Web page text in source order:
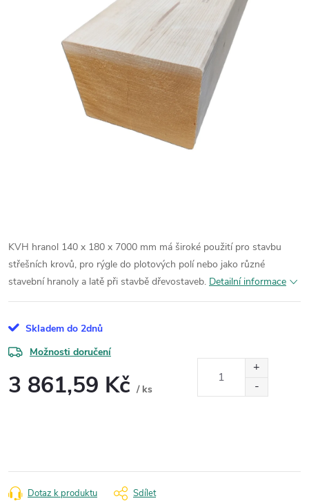
KVH hranol 140 x 180 x 7000 mm má široké použití pro stavbu
střešních krovů, pro rýgle do plotových polí nebo jako různé
stavební hranoly a latě při stavbě dřevostaveb. Detailní informace
Skladem do 2dnů
Možnosti doručení
3 861,59 Kč / ks
Dotaz k produktu Sdílet